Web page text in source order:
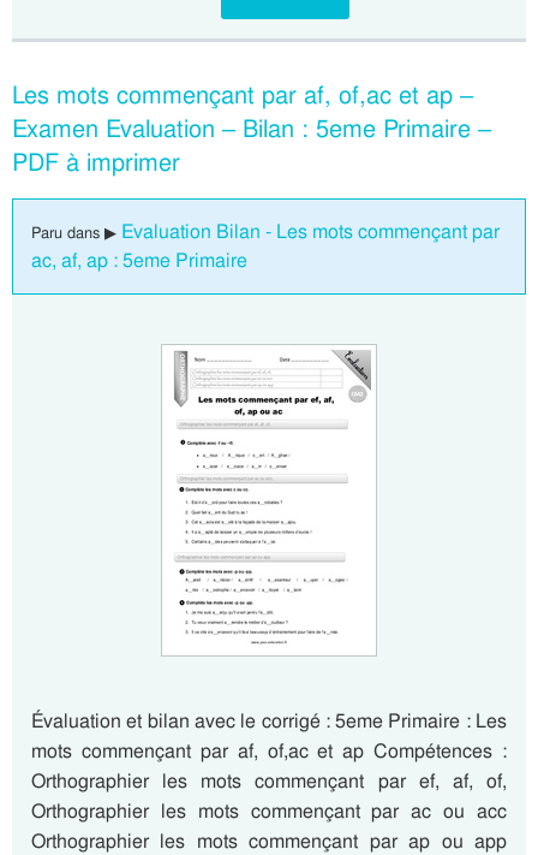
Les mots commençant par af, of,ac et ap –
Examen Evaluation – Bilan : 5eme Primaire –
PDF à imprimer
Paru dans ▶ Evaluation Bilan - Les mots commençant par
ac, af, ap : 5eme Primaire
Évaluation et bilan avec le corrigé : 5eme Primaire : Les
mots commençant par af, of,ac et ap Compétences :
Orthographier les mots commençant par ef, af, of,
Orthographier les mots commençant par ac ou acc
Orthographier les mots commençant par ap ou app